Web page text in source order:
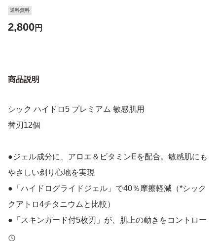
送料無料
2,800円
商品説明
シック ハイドロ5 プレミアム 敏感肌用
替刃12個
●ジェル成分に、アロエ＆ビタミンEを配合。敏感肌にも
やさしい剃り心地を実現
●「ハイドログライドジェル」で40％摩擦軽減（*シック
クアトロ4チタニウムと比較）
●「スキンガード付5枚刃」が、肌上の動きをコントロー
ルして摩擦を軽減